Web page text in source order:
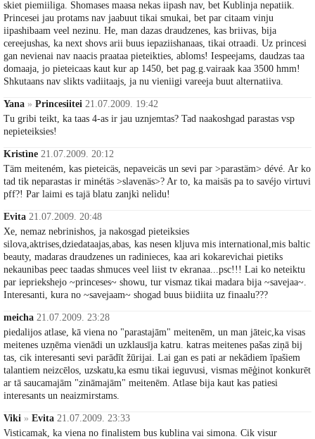
skiet piemiiliga. Shomases maasa nekas iipash nav, bet Kublinja nepatiik.
Princesei jau protams nav jaabuut tikai smukai, bet par citaam vinju
iipashibaam veel nezinu. He, man dazas draudzenes, kas briivas, bija
cereejushas, ka next shovs arii buus iepaziishanaas, tikai otraadi. Uz princesi
gan nevienai nav naacis praataa pieteikties, abloms! Iespeejams, daudzas taa
domaaja, jo pieteicaas kaut kur ap 1450, bet pag.g.vairaak kaa 3500 hmm!
Shkutaans nav slikts vadiitaajs, ja nu vieniigi vareeja buut alternatiiva.
Yana » Princesiitei 21.07.2009. 19:42
Tu gribi teikt, ka taas 4-as ir jau uznjemtas? Tad naakoshgad parastas vsp
nepieteiksies!
Kristìne 21.07.2009. 20:12
Täm meiteném, kas pieteicäs, nepaveicäs un sevi par >parastäm> dévé. Ar ko
tad tik neparastas ir minétäs >slavenäs>? Ar to, ka maisäs pa to savéjo virtuvi
pff?! Par laimi es tajä blatu zanjkì nelìdu!
Evita 21.07.2009. 20:48
Xe, nemaz nebrinishos, ja nakosgad pieteiksies
silova,aktrises,dziedataajas,abas, kas nesen kljuva mis international,mis baltic
beauty, madaras draudzenes un radinieces, kaa ari kokarevichai pietiks
nekaunibas peec taadas shmuces veel liist tv ekranaa...psc!!! Lai ko neteiktu
par iepriekshejo ~princeses~ showu, tur vismaz tikai madara bija ~savejaa~.
Interesanti, kura no ~savejaam~ shogad buus biidiita uz finaalu???
meicha 21.07.2009. 23:28
piedalijos atlase, kā viena no "parastajām" meitenēm, un man jāteic,ka visas
meitenes uzņēma vienādi un uzklausīja katru. katras meitenes pašas ziņā bij
tas, cik interesanti sevi parādīt žūrijai. Lai gan es pati ar nekādiem īpašiem
talantiem neizcēlos, uzskatu,ka esmu tikai ieguvusi, vismas mēģinot konkurēt
ar tā saucamajām "zināmajām" meitenēm. Atlase bija kaut kas patiesi
interesants un neaizmirstams.
Viki » Evita 21.07.2009. 23:33
Visticamak, ka viena no finalistem bus kublina vai simona. Cik visur